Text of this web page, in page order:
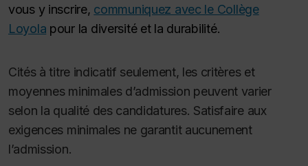
vous y inscrire, communiquez avec le Collège
Loyola pour la diversité et la durabilité.
Cités à titre indicatif seulement, les critères et
moyennes minimales d’admission peuvent varier
selon la qualité des candidatures. Satisfaire aux
exigences minimales ne garantit aucunement
l’admission.